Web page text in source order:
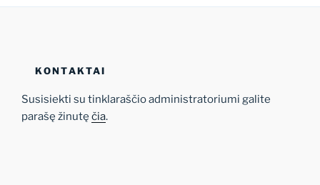
KONTAKTAI
Susisiekti su tinklaraščio administratoriumi galite
parašę žinutę čia.